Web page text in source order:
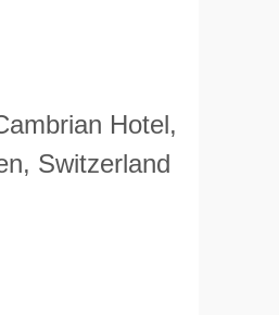
Hotel,
Switzerland